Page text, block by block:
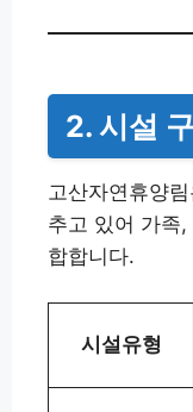
2. 시설
고산자연휴양
추고 있어 가족
합합니다.
시설유형